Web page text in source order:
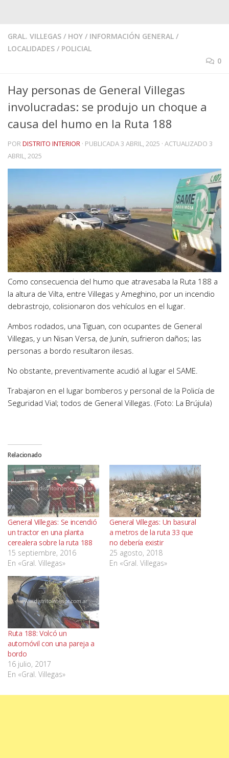
GRAL. VILLEGAS / HOY / INFORMACIÓN GENERAL /
LOCALIDADES / POLICIAL
0
Hay personas de General Villegas
involucradas: se produjo un choque a
causa del humo en la Ruta 188
PORDISTRITO INTERIOR · PUBLICADA3 ABRIL, 2025 · ACTUALIZADO 3
ABRIL, 2025
Como consecuencia del humo que atravesaba la Ruta 188 a
la altura de Vilta, entre Villegas y Ameghino, por un incendio
debrastrojo, colisionaron dos vehículos en el lugar.
Ambos rodados, una Tiguan, con ocupantes de General
Villegas, y un Nisan Versa, de Junín, sufrieron daños; las
personas a bordo resultaron ilesas.
No obstante, preventivamente acudió al lugar el SAME.
Trabajaron en el lugar bomberos y personal de la Policía de
Seguridad Vial; todos de General Villegas. (Foto: La Brújula)
Relacionado
General Villegas: Se incendió
un tractor en una planta
cerealera sobre la ruta 188
15 septiembre, 2016
En «Gral. Villegas»
General Villegas: Un basural
a metros de la ruta 33 que
no debería existir
25 agosto, 2018
En «Gral. Villegas»
Ruta 188: Volcó un
automóvil con una pareja a
bordo
16 julio, 2017
En «Gral. Villegas»